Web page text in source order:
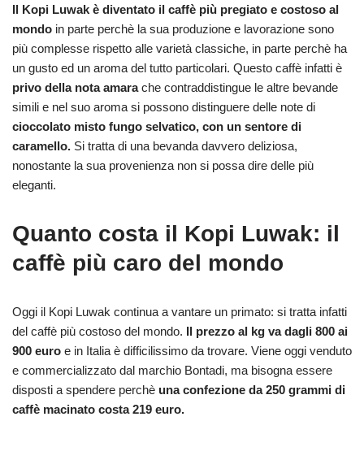
Il Kopi Luwak è diventato il caffè più pregiato e costoso al
mondo in parte perchè la sua produzione e lavorazione sono
più complesse rispetto alle varietà classiche, in parte perchè ha
un gusto ed un aroma del tutto particolari. Questo caffè infatti è
privo della nota amarache contraddistingue le altre bevande
simili e nel suo aroma si possono distinguere delle note di
cioccolato misto fungo selvatico, con un sentore di
caramello. Si tratta di una bevanda davvero deliziosa,
nonostante la sua provenienza non si possa dire delle più
eleganti.
Quanto costa il Kopi Luwak: il
caffè più caro del mondo
Oggi il Kopi Luwak continua a vantare un primato: si tratta infatti
del caffè più costoso del mondo. Il prezzo al kg va dagli 800 ai
900 euro e in Italia è difficilissimo da trovare. Viene oggi venduto
e commercializzato dal marchio Bontadi, ma bisogna essere
disposti a spendere perchè una confezione da 250 grammi di
caffè macinato costa 219 euro.